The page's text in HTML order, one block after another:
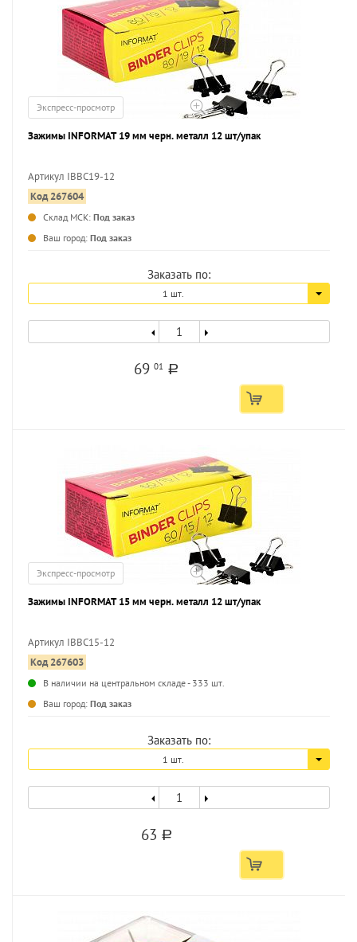
Экспресс-просмотр
Зажимы INFORMAT 19 мм черн. металл 12 шт/упак
Артикул IBBC19-12
Код 267604
Склад МСК: Под заказ
Ваш город: Под заказ
Заказать по:
1 шт.
6901 a
Экспресс-просмотр
Зажимы INFORMAT 15 мм черн. металл 12 шт/упак
Артикул IBBC15-12
Код 267603
В наличии на центральном складе - 333 шт.
Ваш город: Под заказ
Заказать по:
1 шт.
63 a